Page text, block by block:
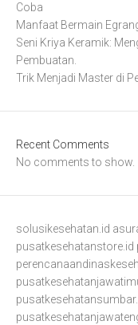
Coba
Manfaat Bermain
Seni Kriya Keramik:
Pembuatan.
Trik Menjadi Master di
Recent Comments
No comments to show.
solusikesehatan.id
pusatkesehatanstore.id